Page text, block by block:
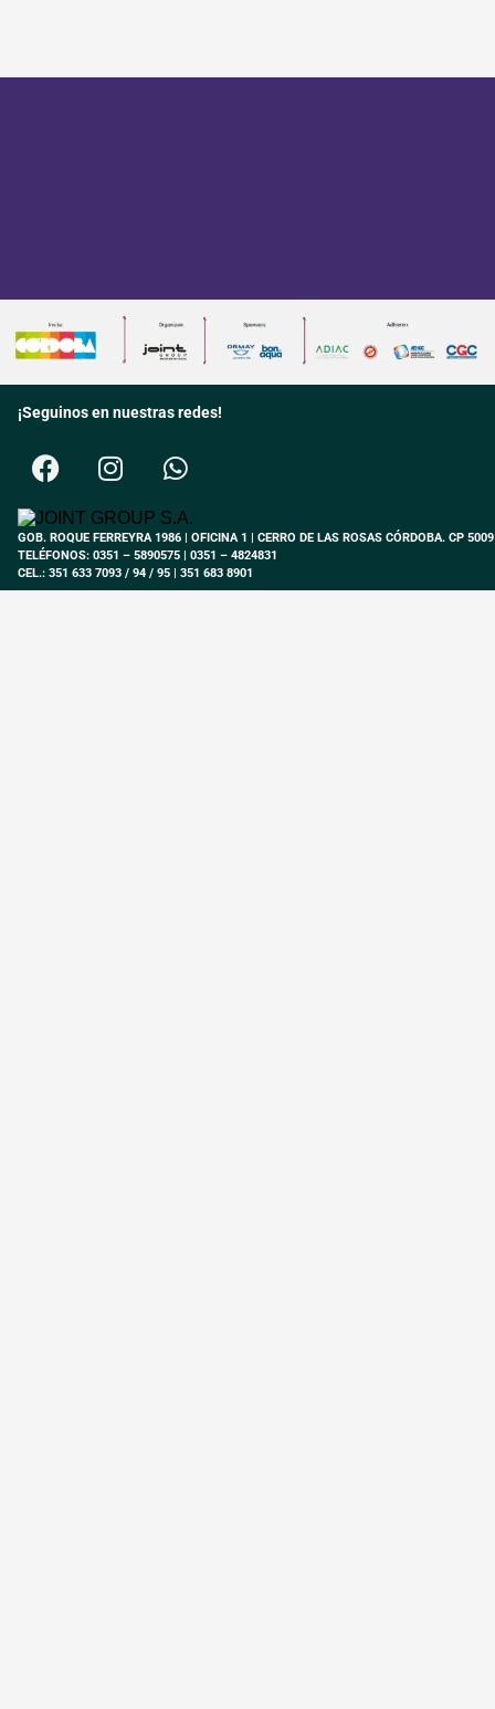
¡Seguinos en nuestras redes!
GOB. ROQUE FERREYRA 1986 | OFICINA 1 | CERRO DE LAS ROSAS CÓRDOBA. CP 5009
TELÉFONOS: 0351 – 5890575 | 0351 – 4824831
CEL.: 351 633 7093 / 94 / 95 | 351 683 8901